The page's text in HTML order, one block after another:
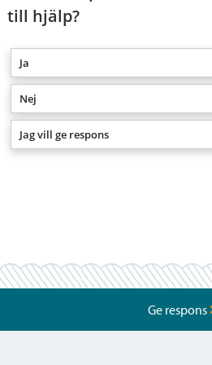
till hjälp?
Ja
Nej
Jag vill ge respons
Ge respons